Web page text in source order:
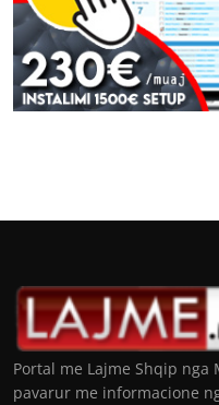
Portal me Lajme Shqip nga
pavarur me informacione